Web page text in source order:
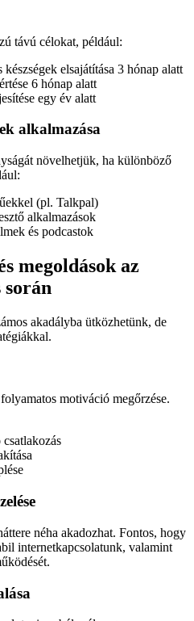
távú célokat, például:
elsajátítása 3 hónap alatt
6 hónap alatt
egy év alatt
alkalmazása
növelhetjük, ha különböző
(pl. Talkpal)
alkalmazások
és podcastok
megoldások az
során
akadályba ütközhetünk, de
motiváció megőrzése.
néha akadozhat. Fontos, hogy
internetkapcsolatunk, valamint